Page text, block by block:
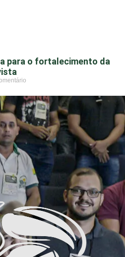
para o fortalecimento da